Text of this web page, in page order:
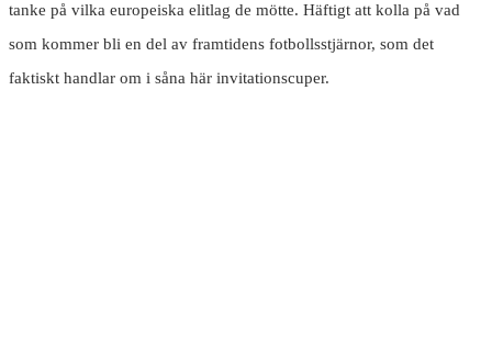
tanke på vilka europeiska elitlag de mötte. Häftigt att kolla på vad
som kommer bli en del av framtidens fotbollsstjärnor, som det
faktiskt handlar om i såna här invitationscuper.